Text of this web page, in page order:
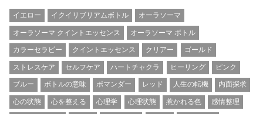
イエロー イクイリブリアムボトル オーラソーマ
オーラソーマ クイントエッセンス オーラソーマ ボトル
カラーセラピー クイントエッセンス クリアー ゴールド
ストレスケア セルフケア ハートチャクラ ヒーリング ピンク
ブルー ボトルの意味 ポマンダー レッド 人生の転機 内面探求
心の状態 心を整える 心理学 心理状態 惹かれる色 感情整理